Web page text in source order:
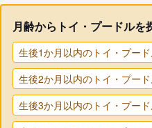
月齢からトイ・プードルを
生後1か月以内のトイ・プード
生後2か月以内のトイ・プード
生後3か月以内のトイ・プード